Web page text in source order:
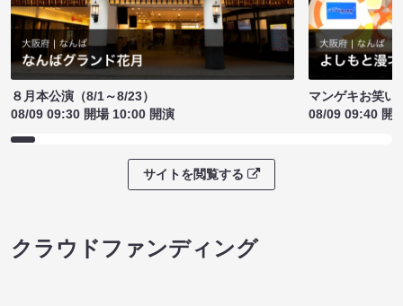
８月本公演（8/1～8/23）
08/09 09:30 開場 10:00 開演
マンゲキお笑い
08/09 09:40 開
サイトを閲覧する
クラウドファンディング